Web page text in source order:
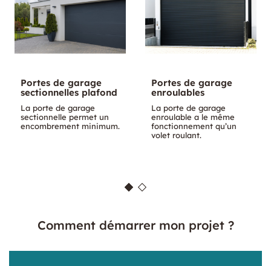
Portes de garage
sectionnelles plafond
La porte de garage
sectionnelle permet un
encombrement minimum.
Portes de garage
enroulables
La porte de garage
enroulable a le même
fonctionnement qu’un
volet roulant.
Comment démarrer mon projet ?